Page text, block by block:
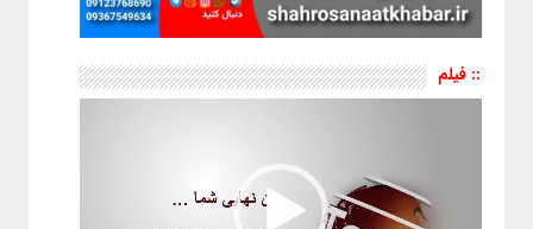
:: فیلم
نمایشگر